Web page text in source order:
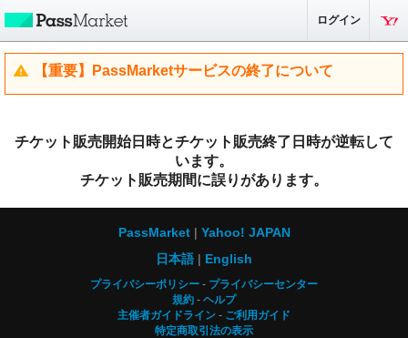
ログイン
【重要】PassMarketサービスの終了について
チケット販売開始日時とチケット販売終了日時が逆転して
います。
チケット販売期間に誤りがあります。
PassMarket
Yahoo! JAPAN
日本語
English
プライバシーポリシー
プライバシーセンター
規約
ヘルプ
主催者ガイドライン
ご利用ガイド
特定商取引法の表示